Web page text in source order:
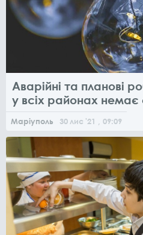
Аварійні та планові
у всіх районах
Маріуполь 30 лис '21 , 09:09